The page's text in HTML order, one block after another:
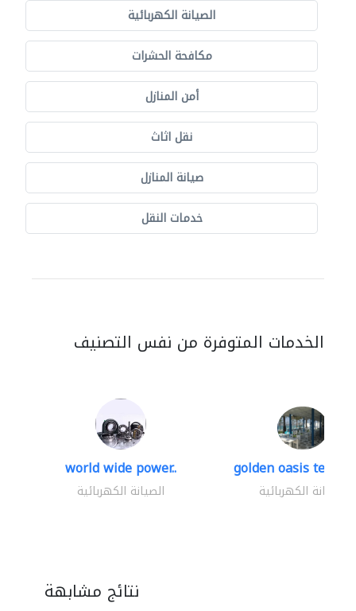
الصيانة الكهربائية
مكافحة الحشرات
أمن المنازل
نقل اثاث
صيانة المنازل
خدمات النقل
الخدمات المتوفرة من نفس التصنيف
world wide power..
الصيانة الكهربائية
golden oasis
الصيانة الكهربائية
نتائج مشابهة